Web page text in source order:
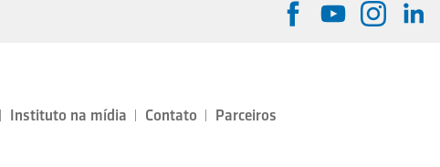
Instituto na mídia Contato Parceiros